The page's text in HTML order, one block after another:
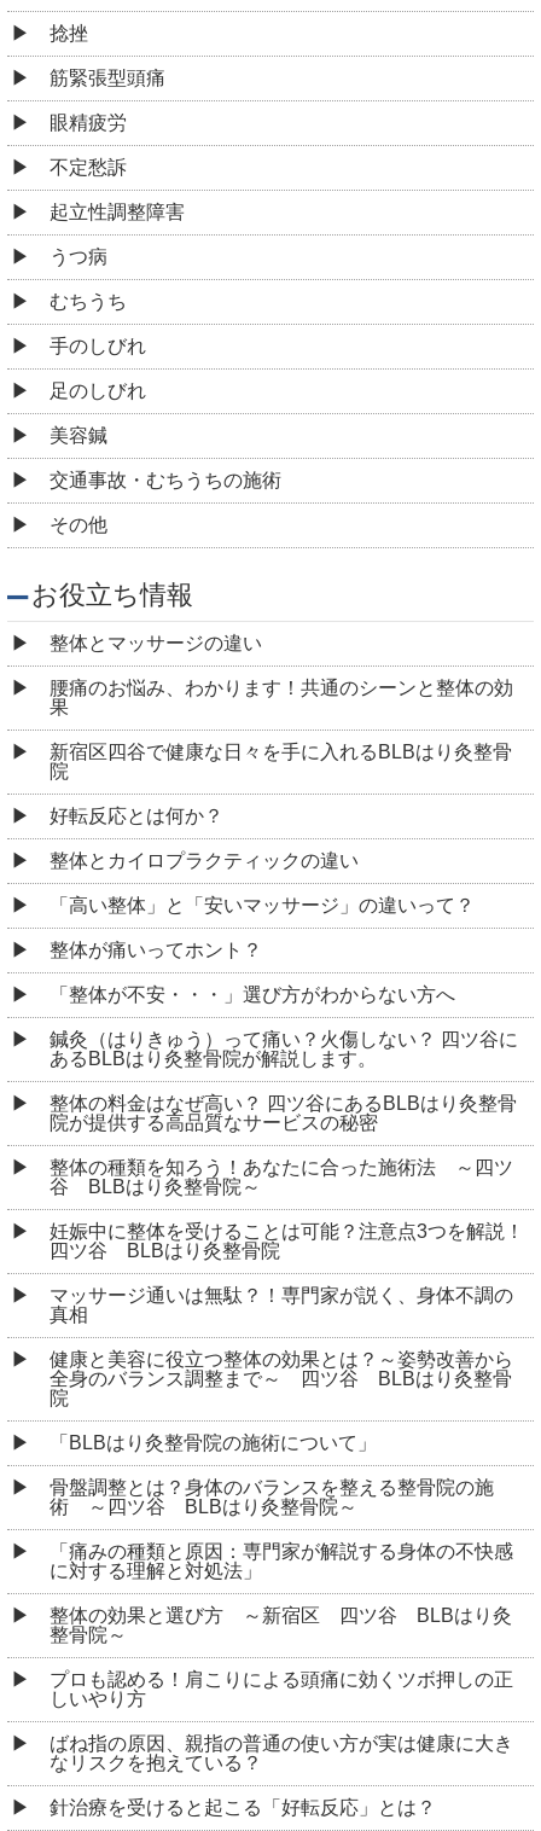
捻挫
筋緊張型頭痛
眼精疲労
不定愁訴
起立性調整障害
うつ病
むちうち
手のしびれ
足のしびれ
美容鍼
交通事故・むちうちの施術
その他
お役立ち情報
整体とマッサージの違い
腰痛のお悩み、わかります！共通のシーンと整体の効
果
新宿区四谷で健康な日々を手に入れるBLBはり灸整骨
院
好転反応とは何か？
整体とカイロプラクティックの違い
「高い整体」と「安いマッサージ」の違いって？
整体が痛いってホント？
「整体が不安・・・」選び方がわからない方へ
鍼灸（はりきゅう）って痛い？火傷しない？ 四ツ谷に
あるBLBはり灸整骨院が解説します。
整体の料金はなぜ高い？ 四ツ谷にあるBLBはり灸整骨
院が提供する高品質なサービスの秘密
整体の種類を知ろう！あなたに合った施術法 ～四ツ
谷 BLBはり灸整骨院～
妊娠中に整体を受けることは可能？注意点3つを解説！
四ツ谷 BLBはり灸整骨院
マッサージ通いは無駄？！専門家が説く、身体不調の
真相
健康と美容に役立つ整体の効果とは？～姿勢改善から
全身のバランス調整まで～ 四ツ谷 BLBはり灸整骨
院
「BLBはり灸整骨院の施術について」
骨盤調整とは？身体のバランスを整える整骨院の施
術 ～四ツ谷 BLBはり灸整骨院～
「痛みの種類と原因：専門家が解説する身体の不快感
に対する理解と対処法」
整体の効果と選び方 ～新宿区 四ツ谷 BLBはり灸
整骨院～
プロも認める！肩こりによる頭痛に効くツボ押しの正
しいやり方
ばね指の原因、親指の普通の使い方が実は健康に大き
なリスクを抱えている？
針治療を受けると起こる「好転反応」とは？